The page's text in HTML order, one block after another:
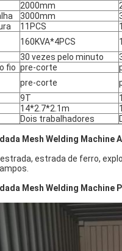
2000mm
3000mm
11PCS
160KVA*4PCS
30 vezes pelo minuto
fio pre-corte
pre-corte
9T
14*2.7*2.1m
Dois trabalhadores
Mesh Welding Machine
estrada de ferro,
Mesh Welding Machine